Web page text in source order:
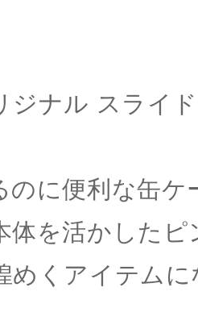
ジナル スライ
のに便利な缶ケ
体を活かした
めくアイテム